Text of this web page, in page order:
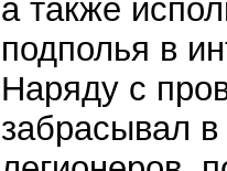
а также
подполья в
Наряду с
забрасывал